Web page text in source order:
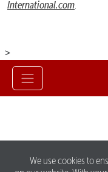
We use cookies to
International.com
>